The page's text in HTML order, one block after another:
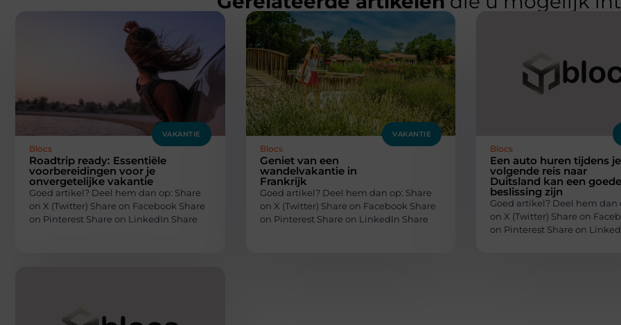
VAKANTIE
Blocs
Roadtrip ready: Essentiële
voorbereidingen voor je
onvergetelijke vakantie
Goed artikel? Deel hem dan op: Share
on X (Twitter) Share on Facebook Share
on Pinterest Share on LinkedIn Share
VAKANTIE
Blocs
Geniet van een
wandelvakantie in
Frankrijk
Goed artikel? Deel hem dan op: Share
on X (Twitter) Share on Facebook Share
on Pinterest Share on LinkedIn Share
Blocs
Een auto huren tijdens je
volgende reis naar
Duitsland kan een goede
beslissing zijn
Goed artikel? Deel hem dan
on X (Twitter) Share on
on Pinterest Share on